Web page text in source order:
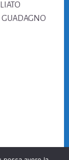
GUADAGNO